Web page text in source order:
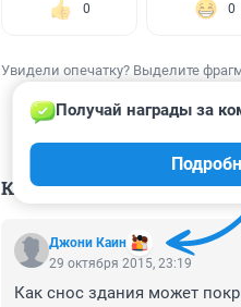
0 0
Увидели опечатку? Выделите
КОММЕНТАРИИ 17
Джони Каин
Получай награды за
29 октября 2015, 23:19
Как снос здания может